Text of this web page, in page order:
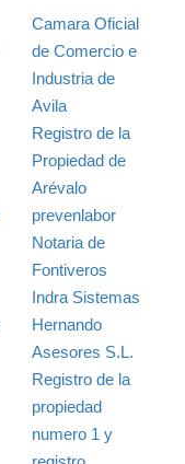
Camara Oficial
de Comercio e
Industria de
Avila
Registro de la
Propiedad de
Arévalo
prevenlabor
Notaria de
Fontiveros
Indra Sistemas
Hernando
Asesores S.L.
Registro de la
propiedad
numero 1 y